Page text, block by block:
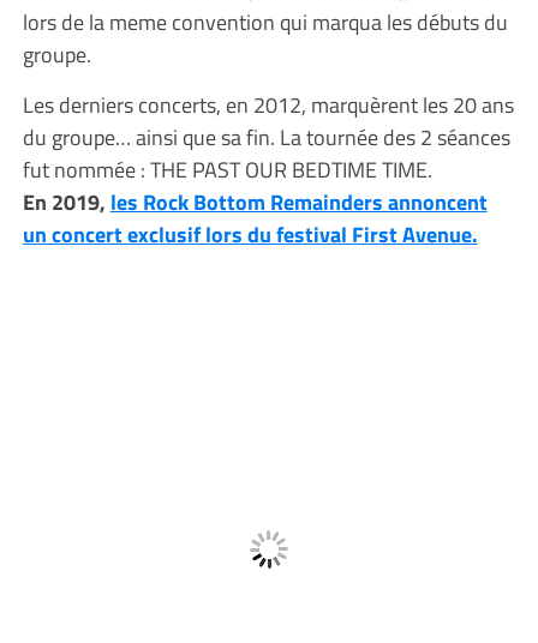
lors de la meme convention qui marqua les débuts du
groupe.
Les derniers concerts, en 2012, marquèrent les 20 ans
du groupe… ainsi que sa fin. La tournée des 2 séances
fut nommée : THE PAST OUR BEDTIME TIME.
En 2019, les Rock Bottom Remainders annoncent
un concert exclusif lors du festival First Avenue.